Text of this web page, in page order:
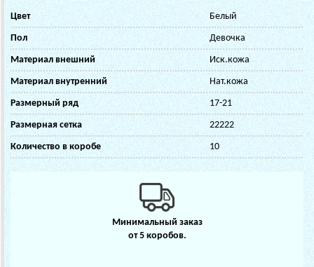
Цвет Белый
Пол Девочка
Материал внешний Иск.кожа
Материал внутренний Нат.кожа
Размерный ряд 17-21
Размерная сетка 22222
Количество в коробе 10
Минимальный заказ
от 5 коробов.